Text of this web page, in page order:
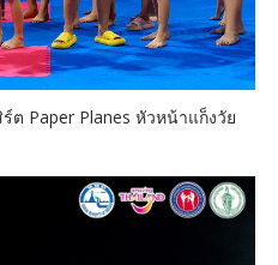
Paper Planes หัวหน้าแก็งวัย